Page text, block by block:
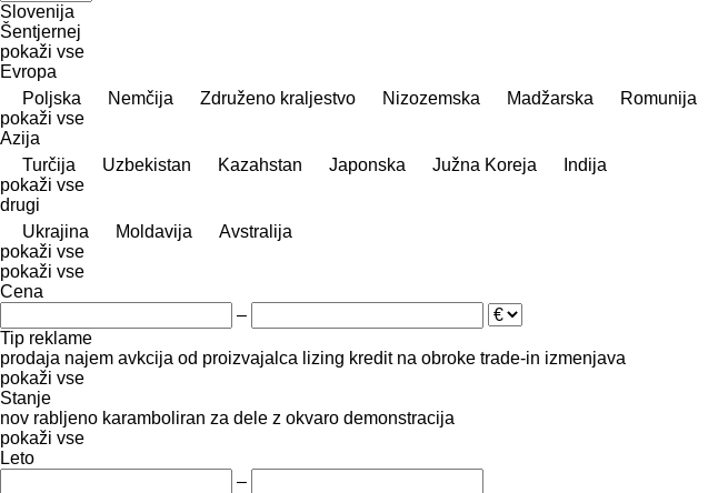
Slovenija
Šentjernej
pokaži vse
Evropa
Poljska
Nemčija Združeno kraljestvo Nizozemska Madžarska Romunija
pokaži vse
Azija
Turčija
Uzbekistan Kazahstan Japonska Južna Koreja
Indija
pokaži vse
drugi
Ukrajina
Moldavija
Avstralija
pokaži vse
pokaži vse
Cena
–
Tip reklame
prodaja najem avkcija od proizvajalca lizing kredit na obroke trade-in izmenjava
pokaži vse
Stanje
nov rabljeno karamboliran za dele z okvaro demonstracija
pokaži vse
Leto
–